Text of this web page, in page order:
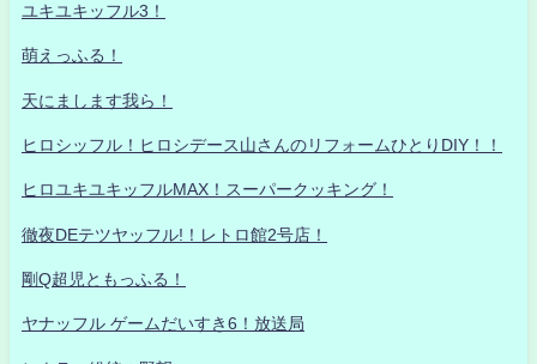
ユキユキッフル3！
萌えっふる！
天にまします我ら！
ヒロシッフル！ヒロシデース山さんのリフォームひとりDIY！！
ヒロユキユキッフルMAX！スーパークッキング！
徹夜DEテツヤッフル!！レトロ館2号店！
剛Q超児ともっふる！
ヤナッフル ゲームだいすき6！放送局